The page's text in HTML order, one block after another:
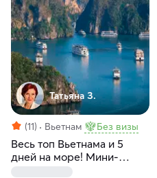
Татьяна З.
(11) Вьетнам Без визы
Весь топ Вьетнама и 5
дней на море! Мини-